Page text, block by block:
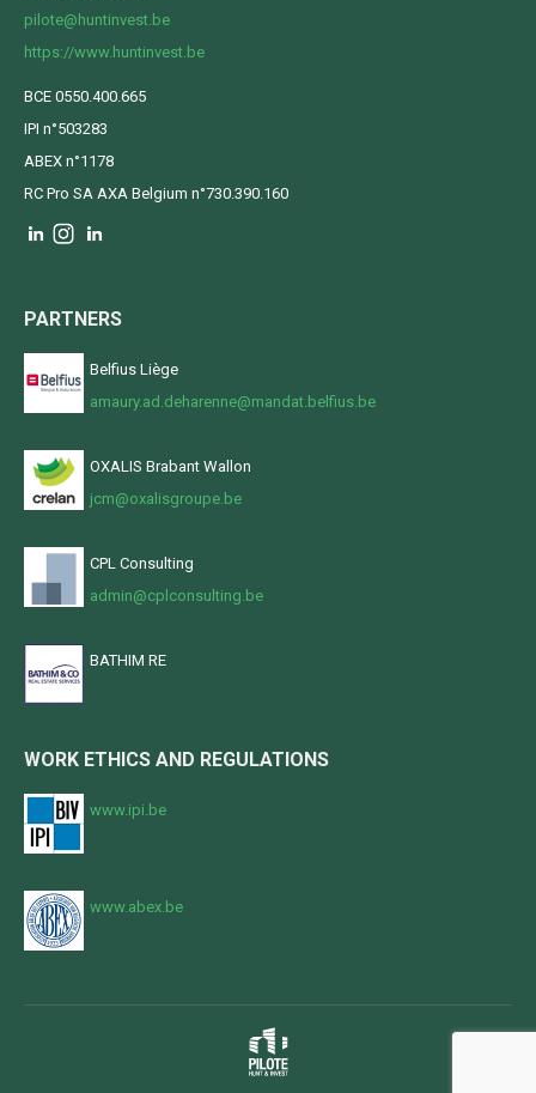
pilote@huntinvest.be
https://www.huntinvest.be
BCE 0550.400.665
IPI n°503283
ABEX n°1178
RC Pro SA AXA Belgium n°730.390.160
PARTNERS
Belfius Liège
amaury.ad.deharenne@mandat.belfius.be
OXALIS Brabant Wallon
jcm@oxalisgroupe.be
CPL Consulting
admin@cplconsulting.be
BATHIM RE
WORK ETHICS AND REGULATIONS
www.ipi.be
www.abex.be